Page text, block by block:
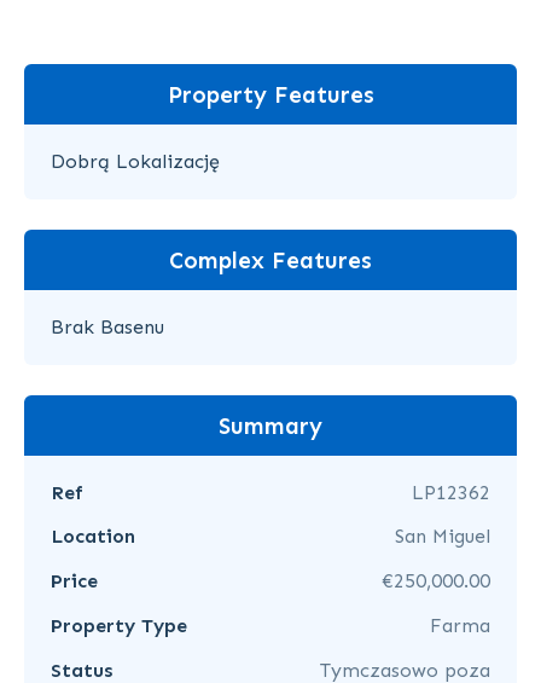
Property Features
Dobrą Lokalizację
Complex Features
Brak Basenu
Summary
Ref
LP12362
Location
San Miguel
Price
€250,000.00
Property Type
Farma
Status
Tymczasowo poza